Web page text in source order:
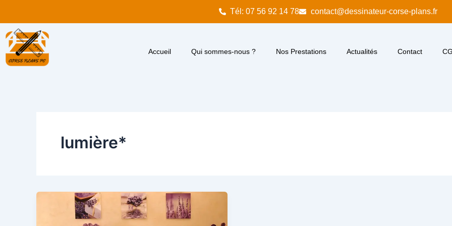
contenu
Tél: 07 56 92 14 78 contact@dessinateur-corse-plans.fr
Accueil Qui sommes-nous ? Nos Prestations Actualités Contact
lumière*